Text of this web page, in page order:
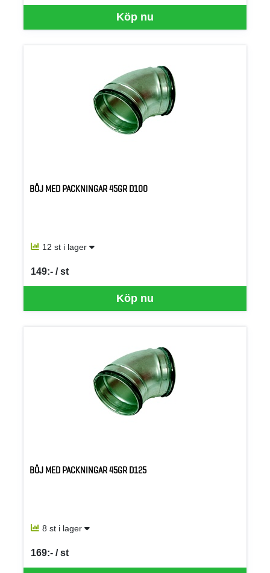
Köp nu
BÖJ MED PACKNINGAR 45GR D100
12 st i lager
Köp nu
149:- / st
SEK per ST
BÖJ MED PACKNINGAR 45GR D125
8 st i lager
169:- / st
SEK per ST